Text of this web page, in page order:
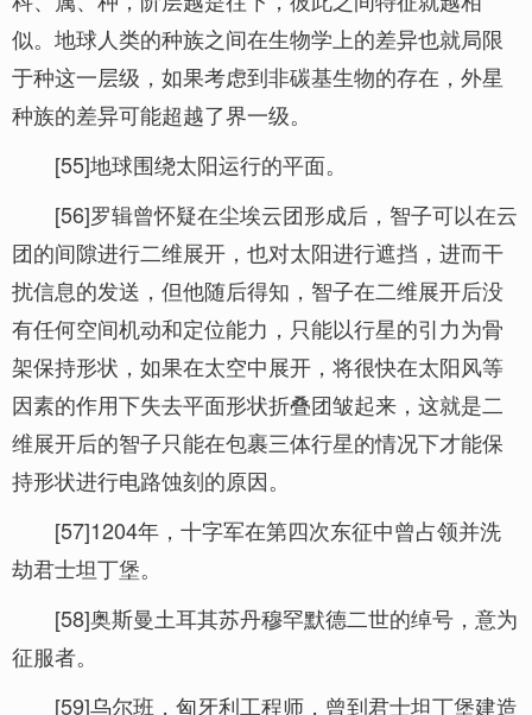
似。地球人类的种族之间在生物学上的差异也就局限
于种这一层级，如果考虑到非碳基生物的存在，外星
种族的差异可能超越了界一级。
[55]地球围绕太阳运行的平面。
[56]罗辑曾怀疑在尘埃云团形成后，智子可以在云
团的间隙进行二维展开，也对太阳进行遮挡，进而干
扰信息的发送，但他随后得知，智子在二维展开后没
有任何空间机动和定位能力，只能以行星的引力为骨
架保持形状，如果在太空中展开，将很快在太阳风等
因素的作用下失去平面形状折叠团皱起来，这就是二
维展开后的智子只能在包裹三体行星的情况下才能保
持形状进行电路蚀刻的原因。
[57]1204年，十字军在第四次东征中曾占领并洗
劫君士坦丁堡。
[58]奥斯曼土耳其苏丹穆罕默德二世的绰号，意为
征服者。
[59]乌尔班，匈牙利工程师，曾到君士坦丁堡建造